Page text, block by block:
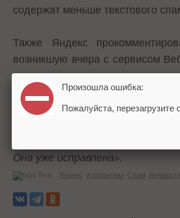
содержат меньше текстового
Также Яндекс
возникшую вчера с сервисом
сервис не считал количество
и внешних ссылок на страницы
произошла ошибка, из-
Она уже исправлена».
Теги: Яндекс Алгоритмы Спам
Произошла ошибка:
Пожалуйста, перезагрузите